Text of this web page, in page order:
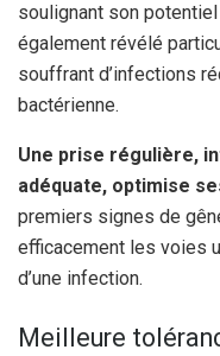
soulignant son
également révélé
souffrant d’infections
bactérienne.
Une prise régulière,
adéquate, optimise
premiers signes de
efficacement les voies
d’une infection.
Meilleure